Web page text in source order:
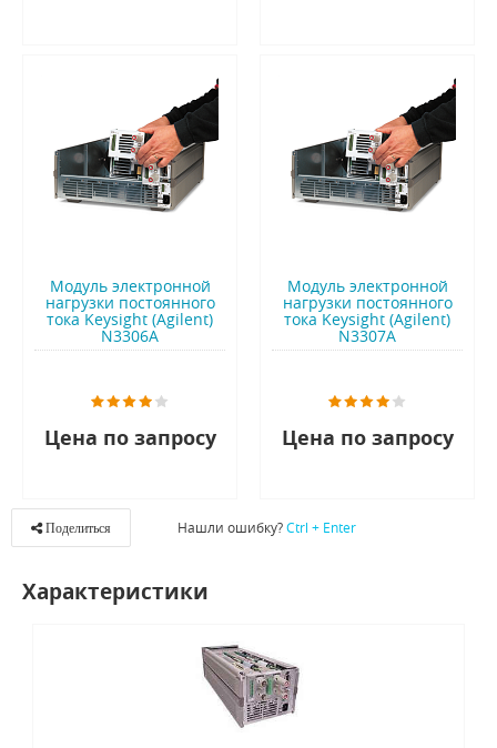
Модуль электронной
нагрузки постоянного
тока Keysight (Agilent)
N3306A
Цена по запросу
Модуль электронной
нагрузки постоянного
тока Keysight (Agilent)
N3307A
Цена по запросу
Поделиться Нашли ошибку?Ctrl + Enter
Характеристики